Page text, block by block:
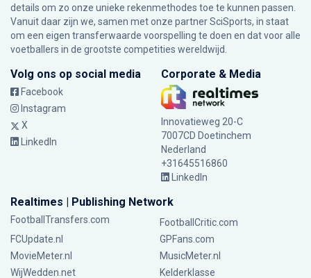
details om zo onze unieke rekenmethodes toe te kunnen passen.
Vanuit daar zijn we, samen met onze partner SciSports, in staat
om een eigen transferwaarde voorspelling te doen en dat voor alle
voetballers in de grootste competities wereldwijd.
Volg ons op social media
Facebook
Instagram
X
LinkedIn
Corporate & Media
Innovatieweg 20-C
7007CD Doetinchem
Nederland
+31645516860
LinkedIn
Realtimes | Publishing Network
FootballTransfers.com
FootballCritic.com
FCUpdate.nl
GPFans.com
MovieMeter.nl
MusicMeter.nl
WijWedden.net
Kelderklasse